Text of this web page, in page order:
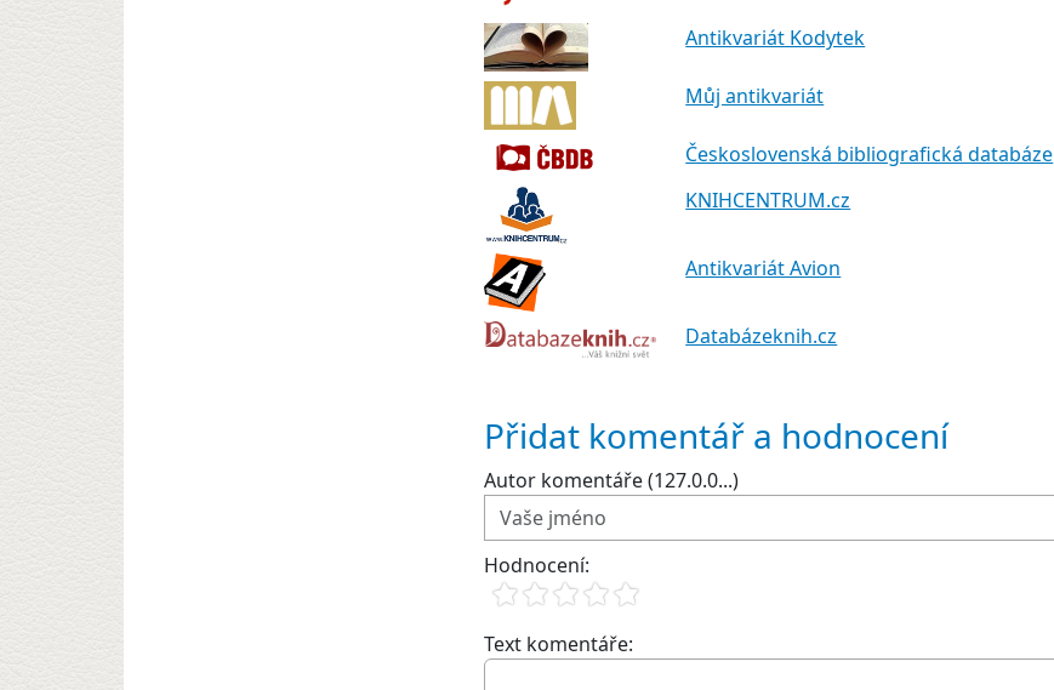
Antikvariát Kodytek
Můj antikvariát
Československá bibliografická databáze
KNIHCENTRUM.cz
Antikvariát Avion
Databázeknih.cz
Přidat komentář a hodnocení
Autor komentáře (127.0.0...)
Hodnocení:
Text komentáře: